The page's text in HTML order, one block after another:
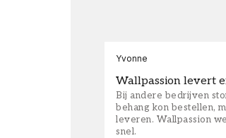
Yvonne
Wallpassion levert
Bij andere bedrijven
behang kon bestellen,
leveren. Wallpassion
snel.